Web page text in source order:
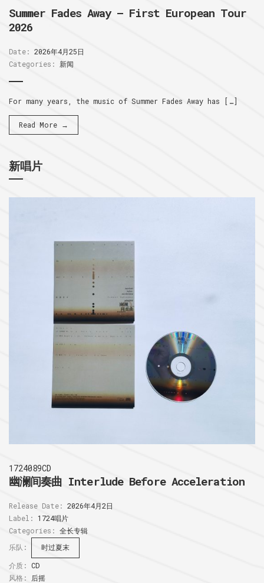
Summer Fades Away – First European Tour
2026
Date: 2026年4月25日
Categories:
新闻
For many years, the music of Summer Fades Away has […]
Read More →
新唱片
1724089CD
幽澜间奏曲 Interlude Before Acceleration
Release Date: 2026年4月2日
Label:
1724唱片
Categories: 全长专辑
乐队:
时过夏末
介质: CD
风格:
后摇